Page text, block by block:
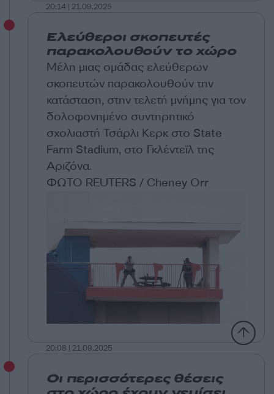
20:14 | 21.09.2025
Ελεύθεροι σκοπευτές
παρακολουθούν το χώρο
Μέλη μιας ομάδας ελεύθερων
σκοπευτών παρακολουθούν την
κατάσταση, στην τελετή μνήμης για τον
δολοφονημένο συντηρητικό
σχολιαστή Τσάρλι Κερκ στο State
Farm Stadium, στο Γκλέντεϊλ της
Αριζόνα.
ΦΩΤΟ REUTERS / Cheney Orr
20:08 | 21.09.2025
Οι περισσότερες θέσεις